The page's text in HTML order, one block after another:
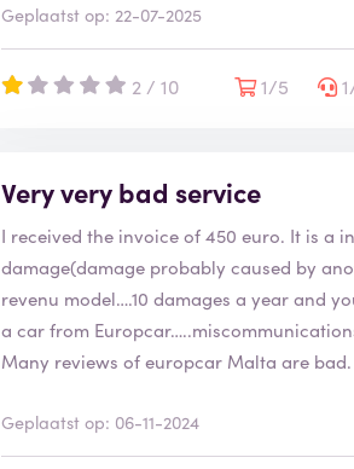
Additionally, the vehicle was inspected
hours between handing in the car and
that we caused this
clearer photos of the alleged damage.
Given these issues, I find the charges
It is extremely difficult to find someone
on the case. I would therefore strongly
Geplaatst op: 22-07-2025
2 / 10 1/5
Very very bad service
I received the invoice of 450 euro. It is a
damage(damage probably caused by
revenu model….10 damages a year and
a car from
Many reviews of europcar Malta are
Geplaatst op: 06-11-2024